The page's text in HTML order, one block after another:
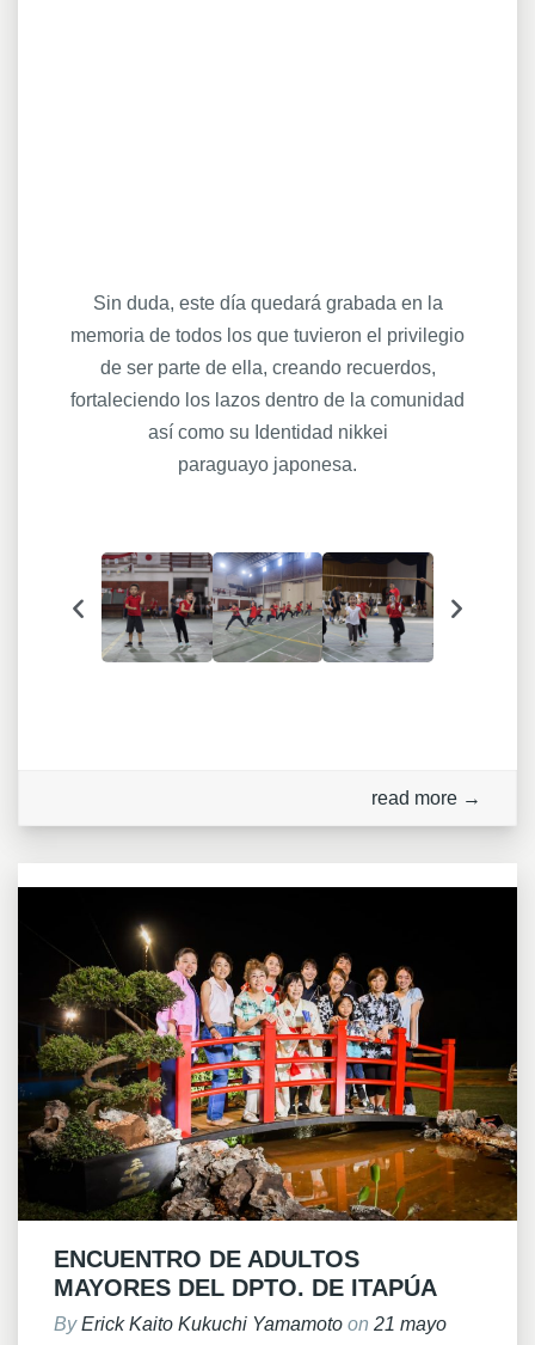
Sin duda, este día quedará grabada en la
memoria de todos los que tuvieron el privilegio
de ser parte de ella, creando recuerdos,
fortaleciendo los lazos dentro de la comunidad
así como su Identidad nikkei
paraguayo japonesa.
read more →
ENCUENTRO DE ADULTOS
MAYORES DEL DPTO. DE ITAPÚA
ByErick Kaito Kukuchi Yamamoto on 21 mayo